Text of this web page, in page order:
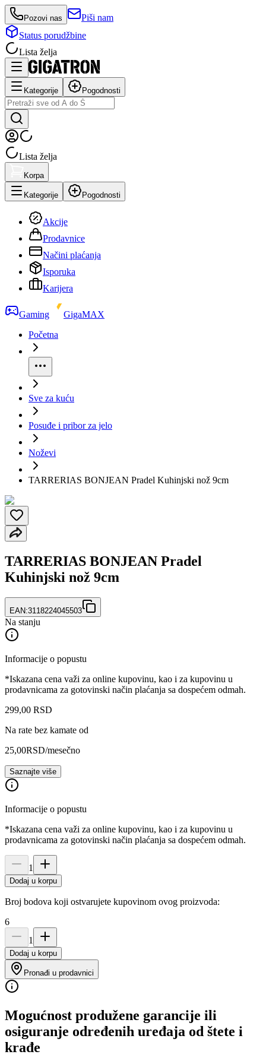
Pozovi nas
Piši nam
Status porudžbine
Lista želja
Kategorije Pogodnosti
Lista želja
Korpa
Kategorije Pogodnosti
Akcije
Prodavnice
Načini plaćanja
Isporuka
Karijera
Gaming
GigaMAX
Početna
Sve za kuću
Posuđe i pribor za jelo
Noževi
TARRERIAS BONJEAN Pradel Kuhinjski nož 9cm
TARRERIAS BONJEAN Pradel
Kuhinjski nož 9cm
EAN:3118224045503
Na stanju
Informacije o popustu
*Iskazana cena važi za online kupovinu, kao i za kupovinu u
prodavnicama za gotovinski način plaćanja sa dospećem odmah.
299,00 RSD
Na rate bez kamate od
25,00RSD/mesečno
Saznajte više
Informacije o popustu
*Iskazana cena važi za online kupovinu, kao i za kupovinu u
prodavnicama za gotovinski način plaćanja sa dospećem odmah.
1
Dodaj u korpu
Broj bodova koji ostvarujete kupovinom ovog proizvoda:
6
1
Dodaj u korpu
Pronađi u prodavnici
Mogućnost produžene garancije ili
osiguranje određenih uređaja od štete i
krađe